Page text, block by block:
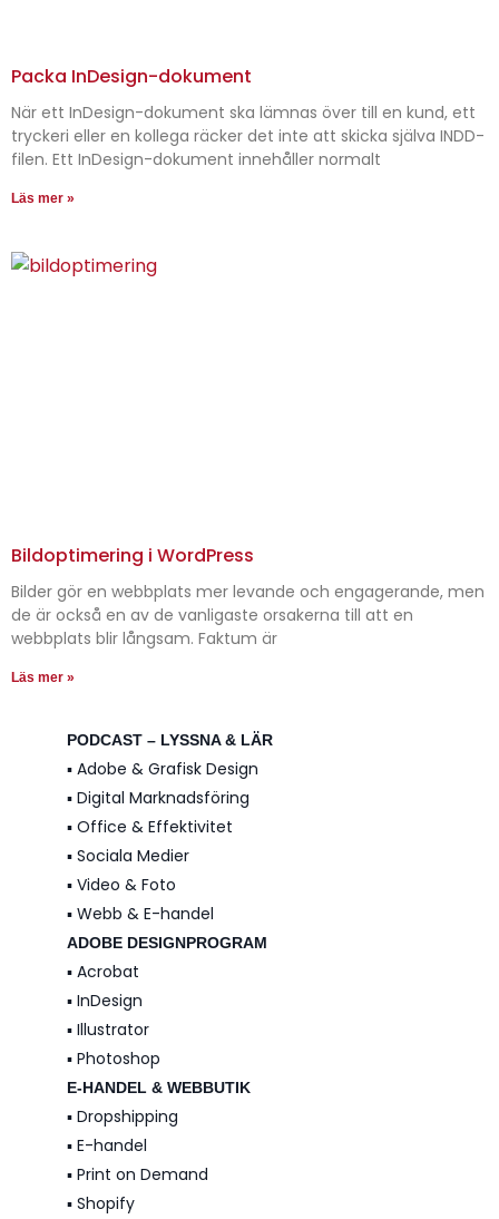
PODCAST – LYSSNA & LÄR
▪️ Adobe & Grafisk Design
▪️ Digital Marknadsföring
▪️ Office & Effektivitet
▪️ Sociala Medier
▪️ Video & Foto
▪️ Webb & E-handel
ADOBE DESIGNPROGRAM
▪️ Acrobat
▪️ InDesign
▪️ Illustrator
▪️ Photoshop
E-HANDEL & WEBBUTIK
▪️ Dropshipping
▪️ E-handel
▪️ Print on Demand
▪️ Shopify
Packa InDesign-dokument
När ett InDesign-dokument ska lämnas över till en kund, ett
tryckeri eller en kollega räcker det inte att skicka själva INDD-
filen. Ett InDesign-dokument innehåller normalt
Läs mer »
Bildoptimering i WordPress
Bilder gör en webbplats mer levande och engagerande, men
de är också en av de vanligaste orsakerna till att en
webbplats blir långsam. Faktum är
Läs mer »